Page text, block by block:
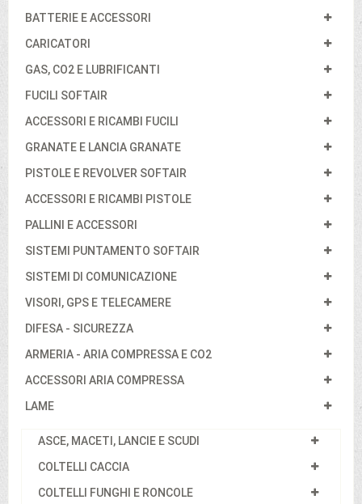
BATTERIE E ACCESSORI
CARICATORI
GAS, CO2 E LUBRIFICANTI
FUCILI SOFTAIR
ACCESSORI E RICAMBI FUCILI
GRANATE E LANCIA GRANATE
PISTOLE E REVOLVER SOFTAIR
ACCESSORI E RICAMBI PISTOLE
PALLINI E ACCESSORI
SISTEMI PUNTAMENTO SOFTAIR
SISTEMI DI COMUNICAZIONE
VISORI, GPS E TELECAMERE
DIFESA - SICUREZZA
ARMERIA - ARIA COMPRESSA E CO2
ACCESSORI ARIA COMPRESSA
LAME
ASCE, MACETI, LANCIE E SCUDI
COLTELLI CACCIA
COLTELLI FUNGHI E RONCOLE